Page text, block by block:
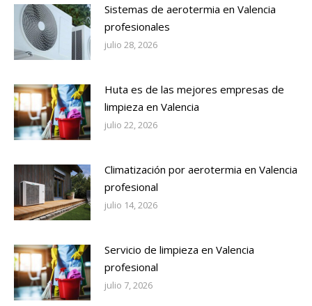
Sistemas de aerotermia en Valencia
profesionales
julio 28, 2026
Huta es de las mejores empresas de
limpieza en Valencia
julio 22, 2026
Climatización por aerotermia en Valencia
profesional
julio 14, 2026
Servicio de limpieza en Valencia
profesional
julio 7, 2026